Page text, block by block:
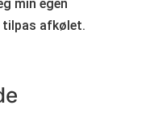
min egen
afkølet.